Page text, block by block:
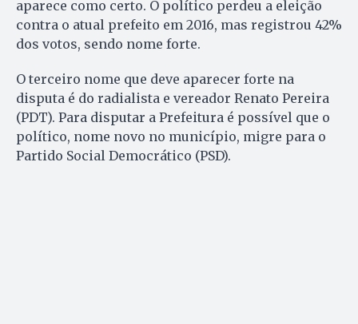
aparece como certo. O político perdeu a eleição
contra o atual prefeito em 2016, mas registrou 42%
dos votos, sendo nome forte.
O terceiro nome que deve aparecer forte na
disputa é do radialista e vereador Renato Pereira
(PDT). Para disputar a Prefeitura é possível que o
político, nome novo no município, migre para o
Partido Social Democrático (PSD).